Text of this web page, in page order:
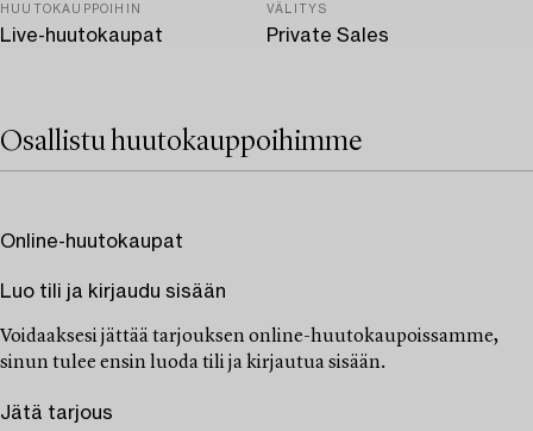
HUUTOKAUPPOIHIN
Live-huutokaupat
VÄLITYS
Private Sales
Osallistu huutokauppoihimme
Online-huutokaupat
Luo tili ja kirjaudu sisään
Voidaaksesi jättää tarjouksen online-huutokaupoissamme,
sinun tulee ensin luoda tili ja kirjautua sisään.
Jätä tarjous